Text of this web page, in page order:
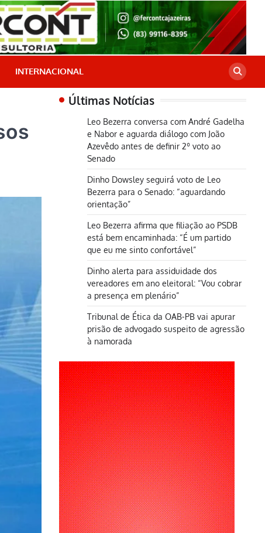
INTERNACIONAL
Últimas Notícias
Leo Bezerra conversa com André Gadelha
e Nabor e aguarda diálogo com João
Azevêdo antes de definir 2º voto ao
Senado
Dinho Dowsley seguirá voto de Leo
Bezerra para o Senado: “aguardando
orientação”
Leo Bezerra afirma que filiação ao PSDB
está bem encaminhada: “É um partido
que eu me sinto confortável”
Dinho alerta para assiduidade dos
vereadores em ano eleitoral: “Vou cobrar
a presença em plenário”
Tribunal de Ética da OAB-PB vai apurar
prisão de advogado suspeito de agressão
à namorada